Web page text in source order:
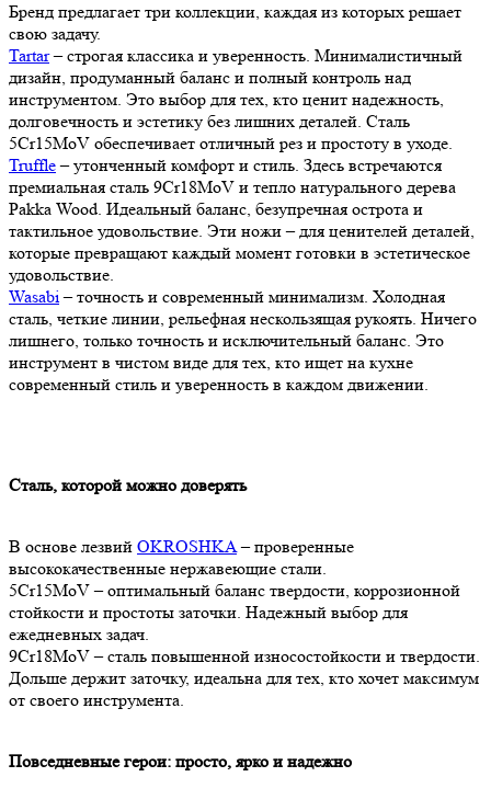
Бренд предлагает три коллекции, каждая из которых решает
свою задачу.
Tartar– строгая классика и уверенность. Минималистичный
дизайн, продуманный баланс и полный контроль над
инструментом. Это выбор для тех, кто ценит надежность,
долговечность и эстетику без лишних деталей. Сталь
5Cr15MoV обеспечивает отличный рез и простоту в уходе.
Truffle– утонченный комфорт и стиль. Здесь встречаются
премиальная сталь 9Cr18MoV и тепло натурального дерева
Pakka Wood. Идеальный баланс, безупречная острота и
тактильное удовольствие. Эти ножи – для ценителей деталей,
которые превращают каждый момент готовки в эстетическое
удовольствие.
Wasabi– точность и современный минимализм. Холодная
сталь, четкие линии, рельефная нескользящая рукоять. Ничего
лишнего, только точность и исключительный баланс. Это
инструмент в чистом виде для тех, кто ищет на кухне
современный стиль и уверенность в каждом движении.
Сталь, которой можно доверять
В основе лезвий OKROSHKA– проверенные
высококачественные нержавеющие стали.
5Cr15MoV – оптимальный баланс твердости, коррозионной
стойкости и простоты заточки. Надежный выбор для
ежедневных задач.
9Cr18MoV – сталь повышенной износостойкости и твердости.
Дольше держит заточку, идеальна для тех, кто хочет максимум
от своего инструмента.
Повседневные герои: просто, ярко и надежно